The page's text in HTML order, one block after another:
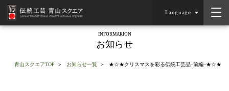
Language
INFORMARION
お知らせ
青山スクエアTOP お知らせ一覧 ★☆★クリスマスを彩る伝統工芸品–前編–★☆★